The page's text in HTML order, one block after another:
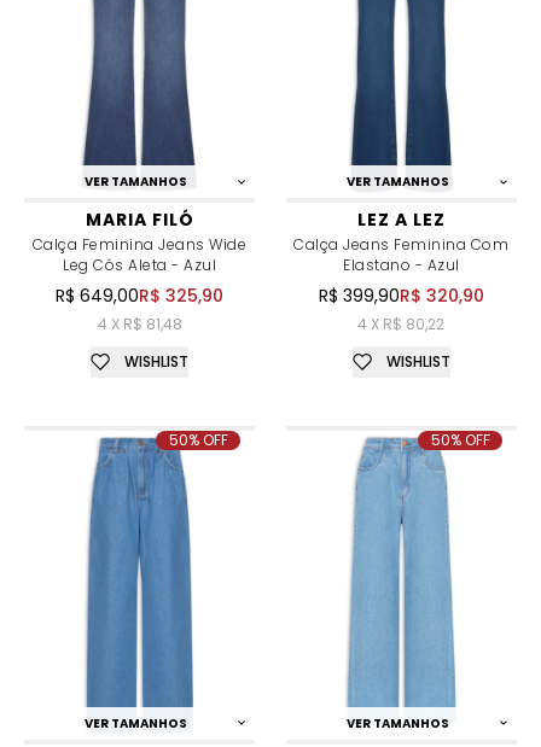
VER TAMANHOS
MARIA FILÓ
Calça Feminina Jeans Wide
Leg Cós Aleta - Azul
R$ 649,00R$ 325,90
4 X R$ 81,48
WISHLIST
VER TAMANHOS
LEZ A LEZ
Calça Jeans Feminina Com
Elastano - Azul
R$ 399,90R$ 320,90
4 X R$ 80,22
WISHLIST
VER TAMANHOS
50% OFF
VER TAMANHOS
50% OFF